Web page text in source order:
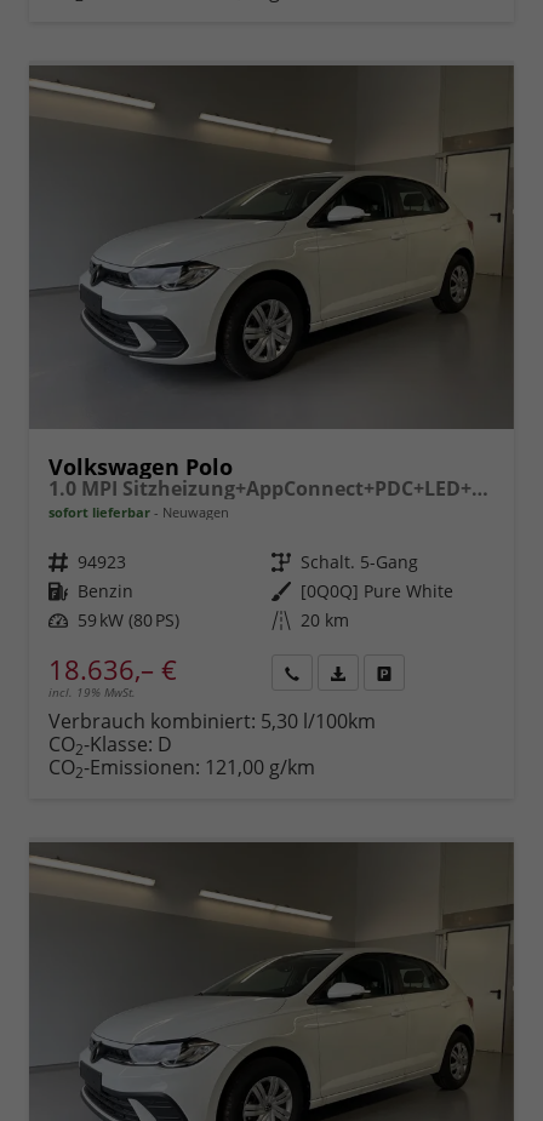
Volkswagen Polo
1.0 MPI Sitzheizung+AppConnect+PDC+LED+Touch+Lichtsensor+MultiLenkrad
sofort lieferbar Neuwagen
Fahrzeugnr. 94923 Getriebe Schalt. 5-Gang
Kraftstoff Benzin Außenfarbe [0Q0Q] Pure White
Leistung 59 kW (80 PS) Kilometerstand 20 km
18.636,– €
incl. 19% MwSt.
anfordern
Datei,
Verbrauch kombiniert: 5,30 l/100km
CO2-Klasse: D
CO2-Emissionen: 121,00 g/km